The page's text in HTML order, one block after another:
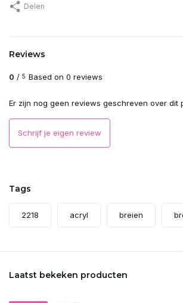
Delen
Reviews
0 / 5 Based on 0 reviews
Er zijn nog geen reviews geschreven over dit
Schrijf je eigen review
Tags
2218 acryl breien
Laatst bekeken producten